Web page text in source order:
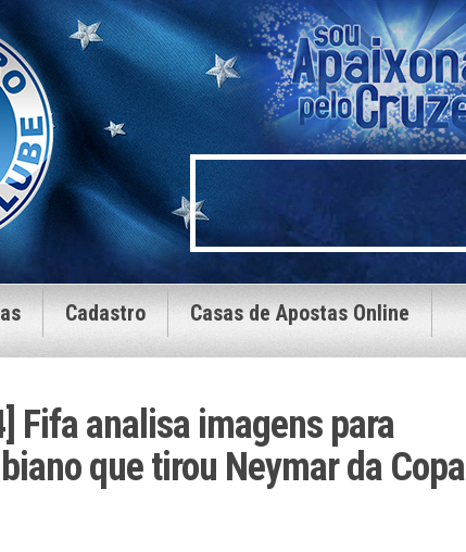
Cadastro Casas de Apostas Online
Fifa analisa imagens para
que tirou Neymar da Copa